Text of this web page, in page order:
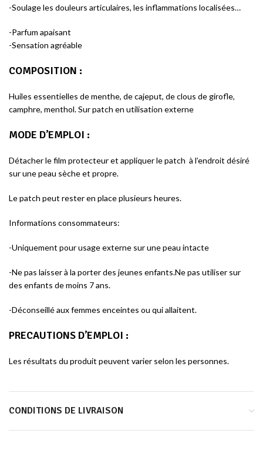
-Soulage les douleurs articulaires, les inflammations localisées…
-Parfum apaisant
-Sensation agréable
COMPOSITION :
Huiles essentielles de menthe, de cajeput, de clous de girofle,
camphre, menthol. Sur patch en utilisation externe
MODE D’EMPLOI :
Détacher le film protecteur et appliquer le patch à l’endroit désiré
sur une peau sèche et propre.
Le patch peut rester en place plusieurs heures.
Informations consommateurs:
-Uniquement pour usage externe sur une peau intacte
-Ne pas laisser à la porter des jeunes enfants.Ne pas utiliser sur
des enfants de moins 7 ans.
-Déconseillé aux femmes enceintes ou qui allaitent.
PRECAUTIONS D’EMPLOI :
Les résultats du produit peuvent varier selon les personnes.
CONDITIONS DE LIVRAISON